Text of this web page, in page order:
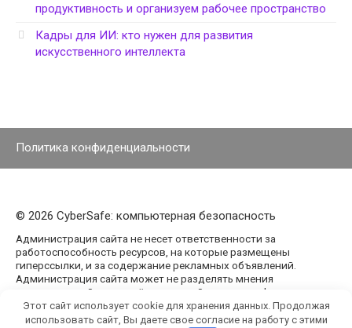
продуктивность и организуем рабочее пространство
Кадры для ИИ: кто нужен для развития
искусственного интеллекта
Политика конфиденциальности
© 2026 CyberSafe: компьютерная безопасность
Администрация сайта не несет ответственности за
работоспособность ресурсов, на которые размещены
гиперссылки, и за содержание рекламных объявлений.
Администрация сайта может не разделять мнения
авторов статей, размещённых на сайте agencypark.ru.
Этот сайт использует cookie для хранения данных. Продолжая
использовать сайт, Вы даете свое согласие на работу с этими